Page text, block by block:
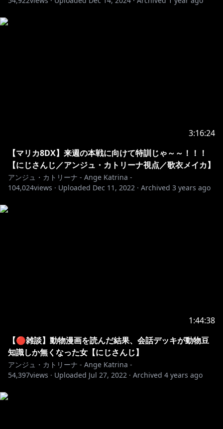
￣￣￣￣￣
Twitter：https://twitter.com/ange_katrina_
マシュマロ：https://marshmallow-
qa.com/ange_katrina_
3:16:24
【マリカ8DX】来週の本戦に向けて特訓じゃ～～！！！
【にじさんじ／アンジュ・カトリーナ視点／歌衣メイカ】
アンジュ・カトリーナ - Ange Katrina -
104,024views · Uploaded Dec 11, 2022 · Archived 3 years ago
1:44:38
【🔴雑談】動物漫画を読んだ結果、会話デッキが動物豆
知識しか無くなった女【にじさんじ】
アンジュ・カトリーナ - Ange Katrina -
54,397views · Uploaded Jul 27, 2022 · Archived 4 years ago